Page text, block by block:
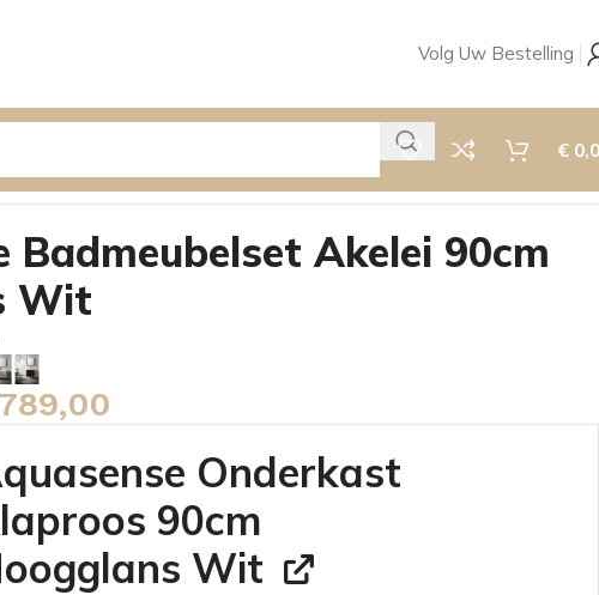
Volg Uw Bestelling
€
Badmeubelset Akelei 90cm
Wit
789,00
Onderkast
90cm
Wit